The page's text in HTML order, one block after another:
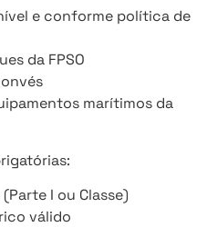
e conforme política de
da FPSO
marítimos da
I ou Classe)
válido